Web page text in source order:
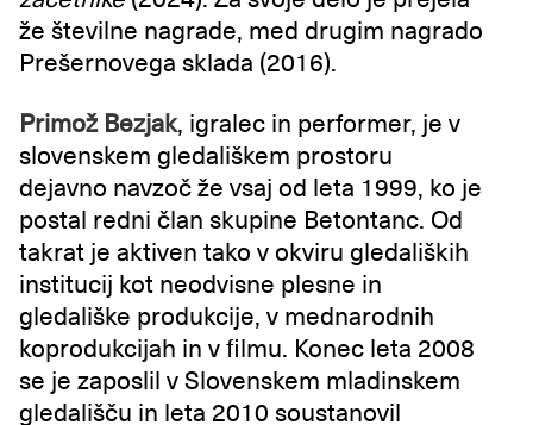
že številne nagrade, med drugim nagrado
Prešernovega sklada (2016).
Primož Bezjak, igralec in performer, je v
slovenskem gledališkem prostoru
dejavno navzoč že vsaj od leta 1999, ko je
postal redni član skupine Betontanc. Od
takrat je aktiven tako v okviru gledaliških
institucij kot neodvisne plesne in
gledališke produkcije, v mednarodnih
koprodukcijah in v filmu. Konec leta 2008
se je zaposlil v Slovenskem mladinskem
gledališču in leta 2010 soustanovil